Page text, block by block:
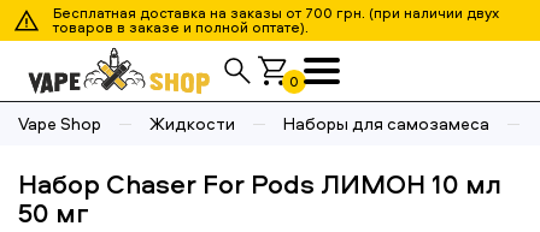
Бесплатная доставка на заказы от 700 грн. (при наличии двух
товаров в заказе и полной оптате).
0
Vape Shop Жидкости Наборы для самозамеса
Набор Chaser For Pods ЛИМОН 10 мл
50 мг